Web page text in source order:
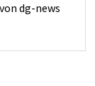
dg-news